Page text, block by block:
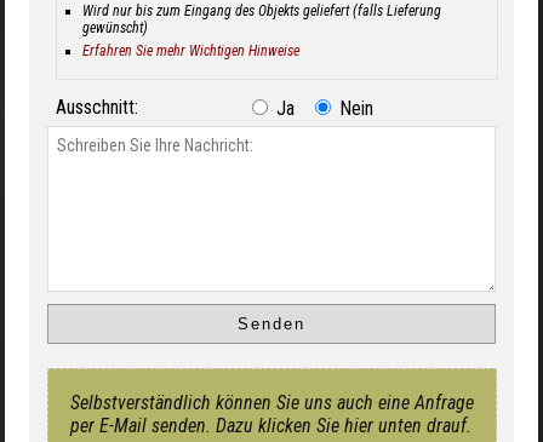
Wird nur bis zum Eingang des Objekts geliefert (falls Lieferung
gewünscht)
Erfahren Sie mehr Wichtigen Hinweise
Ausschnitt: Ja Nein
Selbstverständlich können Sie uns auch eine Anfrage
per E-Mail senden. Dazu klicken Sie hier unten drauf.